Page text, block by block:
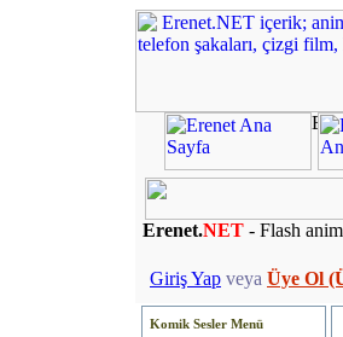
Erenet.NET - Flash
Giriş Yap veya Üye Ol
Komik Sesler Menü